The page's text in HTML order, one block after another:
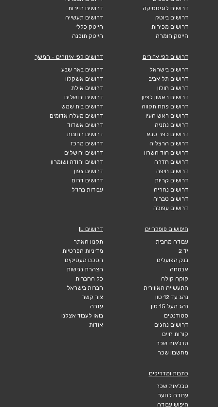
דרושים לוגיסטיקה
דרושים ביוטק
דרושים מכירות
הייטק חומרה
דרושים תיירות
דרושים תעשייה
הייטק כללי
הייטק תוכנה
דרושים לפי אזורים
דרושים בישראל
דרושים תל אביב
דרושים חולון
דרושים ראשון לציון
דרושים פתח תקווה
דרושים ראש העין
דרושים נתניה
דרושים כפר סבא
דרושים הרצליה
דרושים הוד השרון
דרושים חדרה
דרושים חיפה
דרושים קריות
דרושים נהריה
דרושים טבריה
דרושים עפולה
דרושים לפי איזורים - המשך
דרושים באר שבע
דרושים אשקלון
דרושים אילת
דרושים ירושלים
דרושים בית שמש
דרושים מעלה אדומים
דרושים אשדוד
דרושים רחובות
דרושים מרכז
דרושים ירושלים
דרושים יהודה ושומרון
דרושים צפון
דרושים דרום
עבודות בחו"ל
חיפושים פופלריים
עבודה מהבית
יד 2
בנק הפועלים
אבטחה
קוקה קולה
התעשייה האווירית
נהג עד 12 טון
נהג מעל 15 טון
סטודנטים
דרושים נהגים
קורות חיים
טבלאות שכר
מחשבון שכר
דרושים IL
תקנון האתר
מדיניות הפרטיות
הסכם מעסיקים
הצהרת נגישות
כל החברות
חברות בישראל
צור קשר
עזרה
בואו לעבוד אצלנו
אודות
כתבות ומדריכים
טבלאות שכר
עבודה לנוער
חיפוש עבודה